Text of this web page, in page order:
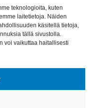
teknologioita, kuten
laitetietoja. Näiden
käsitellä tietoja,
tällä sivustolla.
voi vaikuttaa haitallisesti